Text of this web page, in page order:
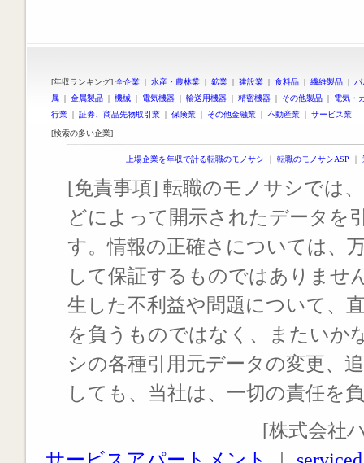
[年収ランキング] 全企業 | 水産・農林業 | 鉱業 | 建設業 | 食料品 | 繊維製品 |
属 | 金属製品 | 機械 | 電気機器 | 輸送用機器 | 精密機器 | その他製品 | 電気・
行業 | 証券、商品先物取引業 | 保険業 | その他金融業 | 不動産業 | サービス業
[検索の多い企業]
上場企業を年収で計る転職のモノサシ ｜ 転職のモノサシASP ｜
[免責事項] 転職のモノサシでは
どによって開示されたデータを
す。情報の正確さについては、
して保証するものではありませ
生した不利益や問題について、
を負うものではなく、またいか
シの各種引用元データの変更、
しても、当社は、一切の責任を
[株式会社